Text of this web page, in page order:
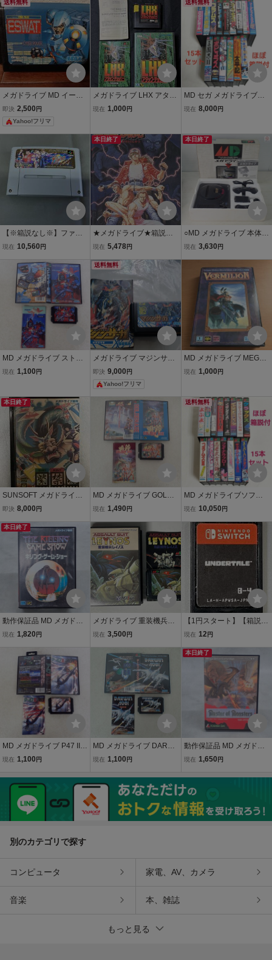
A MD カセット
本体 MEGA DRIVE GENE
送料無料
メガドライブ MD イース
ワット 箱説なし
即決 2,500 円
Yahoo!フリマ
メガドライブ LHX アタッ
クチョッパー 箱説ハガキ
現在 1,000 円
送料無料
MD セガ メガドライブソ
フト 15本セット ポピュラ
とめ売り 動作確認済み
ほぼ箱説付
現在 8,000 円
【※箱説なし※】ファイ
ナルファイトタフ
現在 10,560 円
本日終了
★メガドライブ★箱説付
【餓狼伝説】★
現在 5,478円
本日終了
○MD メガドライブ 本体 H
AA-2510 セガ SEGA 箱説
現在 3,630 円
MD メガドライブ ストラ
イダー飛竜 SEGA セガ 箱
現在 1,100 円
送料無料
メガドライブ マジンサー
ガ ソフト 説明書付き 箱
なし
即決 9,000 円
Yahoo!フリマ
MD メガドライブ MEGAD
RIVE ヴァーミリオン VE
現在 1,000 円
本日終了
SUNSOFT メガドライブ
専用 紫禁城 SHIKINJOH
即決 8,000 円
MD メガドライブ GOLDE
N AXE ゴールデンアック
現在 1,490 円
送料無料
MD メガドライブソフト 1
5本セット ぷよぷよ ラン
オン スーパーハングオン
他 まとめ売り 動作確認済
み ほぼ箱説付
現在 10,050 円
本日終了
動作保証品 MD メガドラ
イブ キリング・ゲーム・
現在 1,820 円
メガドライブ 重装機兵レ
イノス 箱説あり 動作確認
現在 3,500 円
【1円スタート】【箱説な
し】ニンテンドースイッ
現在 12 円
MD メガドライブ P47 II M
D JALECO ジャレコ 箱説
現在 1,100 円
MD メガドライブ DARWI
N 4081 ダーウィン 4081
現在 1,100 円
本日終了
動作保証品 MD メガドラ
イブ マスター・オブ・モ
現在 1,650 円
別のカテゴリで探す
コンピュータ 家電、AV、カメラ
音楽 本、雑誌
もっと見る